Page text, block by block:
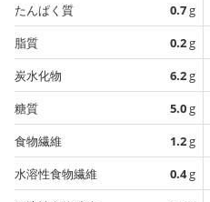
たんぱく質
0.7g
脂質
0.2g
炭水化物
6.2g
糖質
5.0g
食物繊維
1.2g
水溶性食物繊維
0.4g